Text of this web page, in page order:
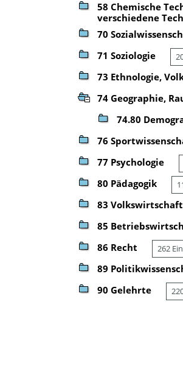
58 Chemische
verschiedene
70
71 Soziologie
73 Ethnologie,
74 Geographie,
74.80
76
77 Psychologie
80 Pädagogik
83 Volkswirtschaft
85
86 Recht 262
89
90 Gelehrte